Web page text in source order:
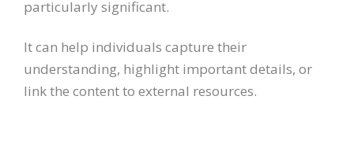
particularly significant.
It can help individuals capture their
understanding, highlight important details, or
link the content to external resources.